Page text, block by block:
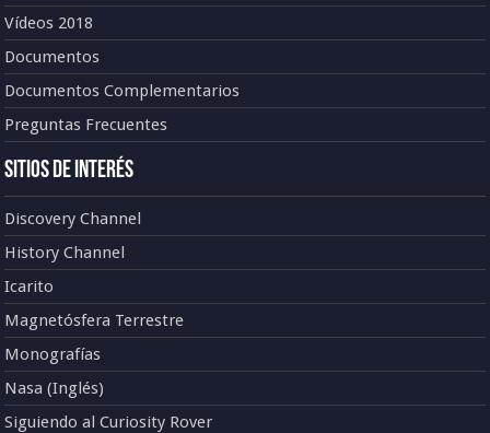
Vídeos 2018
Documentos
Documentos Complementarios
Preguntas Frecuentes
Sitios de Interés
Discovery Channel
History Channel
Icarito
Magnetósfera Terrestre
Monografías
Nasa (Inglés)
Siguiendo al Curiosity Rover